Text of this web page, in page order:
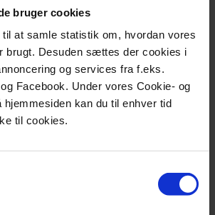
bruger cookies
at samle statistik om, hvordan vores
brugt. Desuden sættes der cookies i
og services fra f.eks.
Facebook. Under vores Cookie- og
hjemmesiden kan du til enhver tid
til cookies.
på universitetet.
vi til Danmarks Tekniske
hvor man forsøger at
af de
så de også får udviklet deres
– ikke "bare" som brugere af
som skabere.